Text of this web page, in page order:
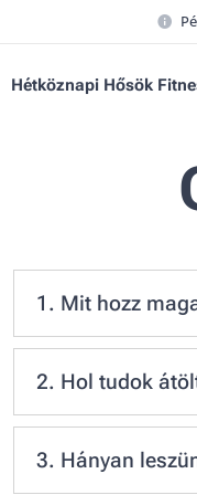
Hétköznapi Hősök
1. Mit hozz
Törölköző:
hogy legyen
szabadon
2. Hol tudok
Közvetlenül a
férfi öltöző és
3. Hányan